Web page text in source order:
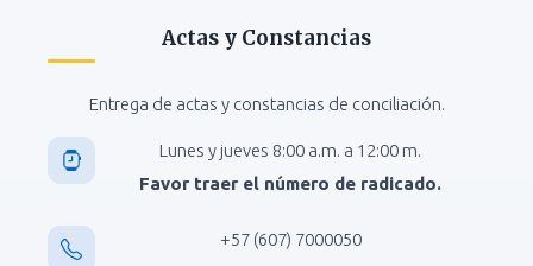
Actas y Constancias
Entrega de actas y constancias de conciliación.
Lunes y jueves 8:00 a.m. a 12:00 m.
Favor traer el número de radicado.
+57 (607) 7000050